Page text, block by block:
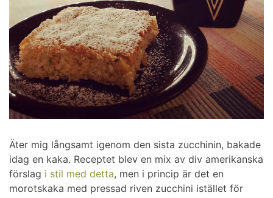
Äter mig långsamt igenom den sista zucchinin, bakade
idag en kaka. Receptet blev en mix av div amerikanska
förslag i stil med detta, men i princip är det en
morotskaka med pressad riven zucchini istället för